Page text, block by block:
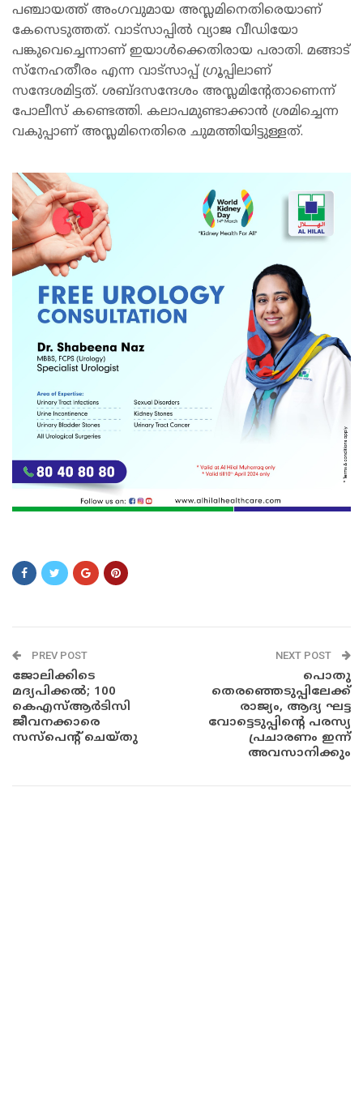
പഞ്ചായത്ത് അംഗവുമായ അസ്ലമിനെതിരെയാണ്
കേസെടുത്തത്. വാട്‌സാപ്പില്‍ വ്യാജ വീഡിയോ
പങ്കുവെച്ചെന്നാണ് ഇയാള്‍ക്കെതിരായ പരാതി. മങ്ങാട്
സ്നേഹതീരം എന്ന വാട്സാപ്പ് ഗ്രൂപ്പിലാണ്
സന്ദേശമിട്ടത്. ശബ്ദസന്ദേശം അസ്ലമിന്റേതാണെന്ന്
പോലീസ് കണ്ടെത്തി. കലാപമുണ്ടാക്കാന്‍ ശ്രമിച്ചെന്ന
വകുപ്പാണ് അസ്ലമിനെതിരെ ചുമത്തിയിട്ടുള്ളത്.
PREV POST
ജോലിക്കിടെ
മദ്യപിക്കൽ; 100
കെഎസ്ആര്‍ടിസി
ജീവനക്കാരെ
സസ്‌പെന്റ് ചെയ്തു
NEXT POST
പൊതു
തെരഞ്ഞെടുപ്പിലേക്ക്
രാജ്യം, ആദ്യ ഘട്ട
വോട്ടെടുപ്പിന്റെ പരസ്യ
പ്രചാരണം ഇന്ന്
അവസാനിക്കും